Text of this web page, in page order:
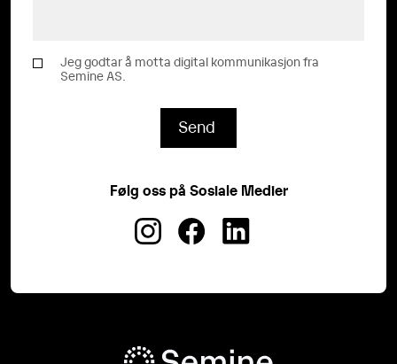
Jeg godtar å motta digital kommunikasjon fra
Semine AS.
Følg oss på Sosiale Medier